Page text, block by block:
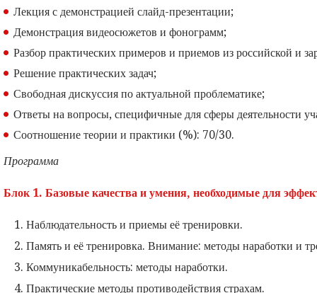
Лекция с демонстрацией слайд-презентации;
Демонстрация видеосюжетов и фонограмм;
Разбор практических примеров и приемов из российской и
Решение практических задач;
Свободная дискуссия по актуальной проблематике;
Ответы на вопросы, специфичные для сферы деятельности
Соотношение теории и практики (%): 70/30.
Программа
Блок 1. Базовые качества и умения, необходимые для
Наблюдательность и приемы её тренировки.
Память и её тренировка. Внимание: методы наработки и
Коммуникабельность: методы наработки.
Практические методы противодействия страхам.